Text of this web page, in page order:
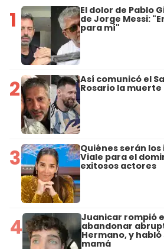
1 El dolor de Pablo
de Jorge Messi:
para mí"
2 Así comunicó el
Rosario la muerte
3 Quiénes serán
Viale para el
exitosos actores
4 Juanicar rompió
abandonar
Hermano, y
mamá